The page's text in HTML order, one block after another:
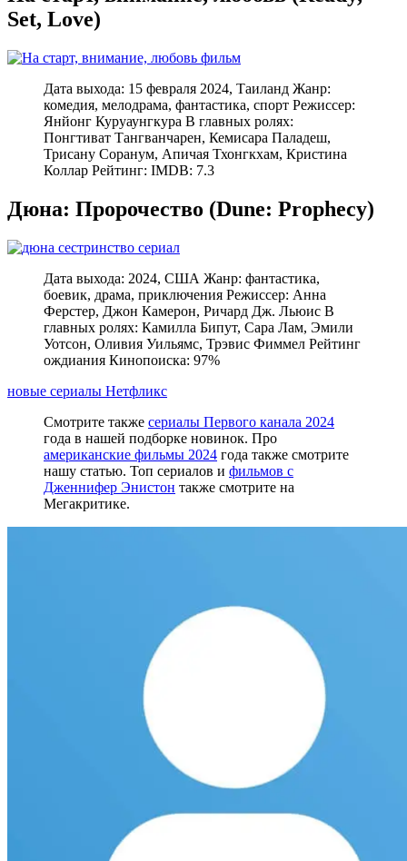
Set, Love)
Дата выхода: 15 февраля 2024, Таиланд Жанр:
комедия, мелодрама, фантастика, спорт Режиссер:
Янйонг Куруаунгкура В главных ролях:
Понгтиват Тангванчарен, Кемисара Паладеш,
Трисану Соранум, Апичая Тхонгкхам, Кристина
Коллар Рейтинг: IMDB: 7.3
Дюна: Пророчество (Dune: Prophecy)
Дата выхода: 2024, США Жанр: фантастика,
боевик, драма, приключения Режиссер: Анна
Ферстер, Джон Камерон, Ричард Дж. Льюис В
главных ролях: Камилла Бипут, Сара Лам, Эмили
Уотсон, Оливия Уильямс, Трэвис Фиммел Рейтинг
ождиания Кинопоиска: 97%
новые сериалы Нетфликс
Смотрите также сериалы Первого канала 2024
года в нашей подборке новинок. Про
американские фильмы 2024 года также смотрите
нашу статью. Топ сериалов и фильмов с
Дженнифер Энистон также смотрите на
Мегакритике.